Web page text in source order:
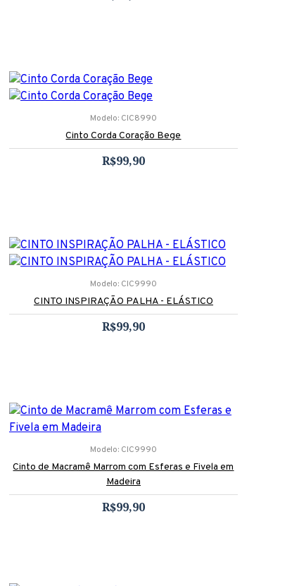
Modelo: CIC8990
Cinto Corda Coração Bege
R$99,90
Modelo: CIC9990
CINTO INSPIRAÇÃO PALHA - ELÁSTICO
R$99,90
Modelo: CIC9990
Cinto de Macramê Marrom com Esferas e Fivela em
Madeira
R$99,90